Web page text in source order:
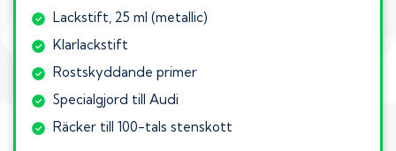
Lackstift, 25 ml (metallic)
Klarlackstift
Rostskyddande primer
Specialgjord till Audi
Räcker till 100-tals stenskott